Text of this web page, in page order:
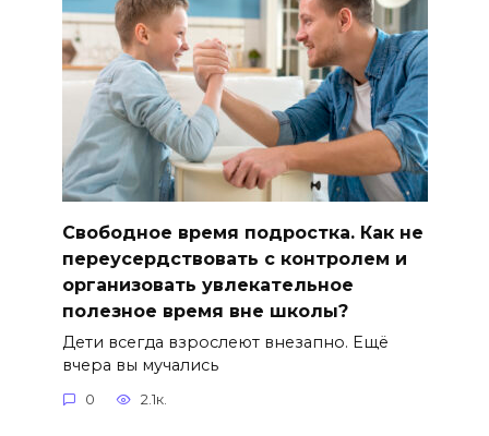
Свободное время подростка. Как не
переусердствовать с контролем и
организовать увлекательное
полезное время вне школы?
Дети всегда взрослеют внезапно. Ещё
вчера вы мучались
0 2.1к.